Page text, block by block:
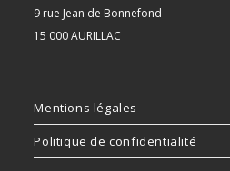
9 rue Jean de Bonnefond
15 000 AURILLAC
Mentions légales
Politique de confidentialité